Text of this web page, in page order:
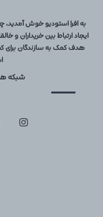
به افرا استودیو خوش آمدید،
ایجاد ارتباط بین خریداران و
هدف کمک به سازندگان برای
شبکه